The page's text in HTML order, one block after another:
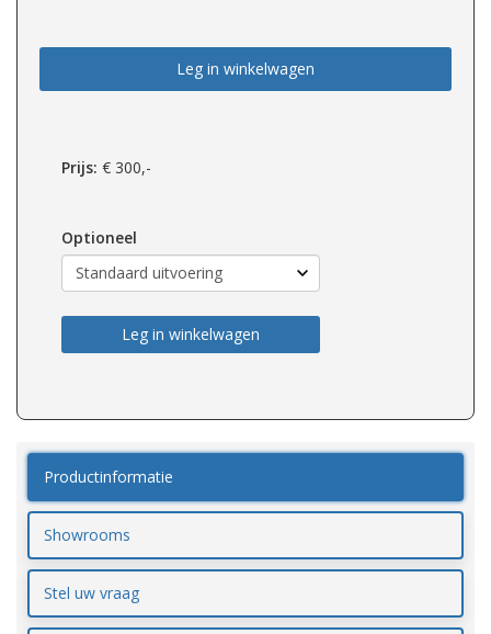
Leg in winkelwagen
Prijs: € 300,-
Optioneel
Leg in winkelwagen
Productinformatie
Showrooms
Stel uw vraag